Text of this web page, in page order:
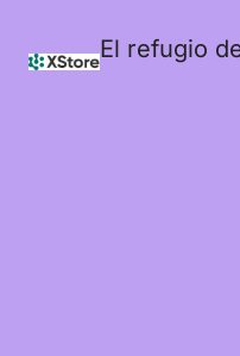
El refugio